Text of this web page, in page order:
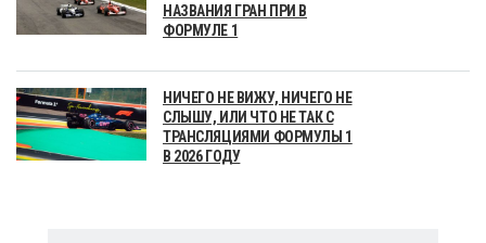
НАЗВАНИЯ ГРАН ПРИ В
ФОРМУЛЕ 1
НИЧЕГО НЕ ВИЖУ, НИЧЕГО НЕ
СЛЫШУ, ИЛИ ЧТО НЕ ТАК С
ТРАНСЛЯЦИЯМИ ФОРМУЛЫ 1
В 2026 ГОДУ